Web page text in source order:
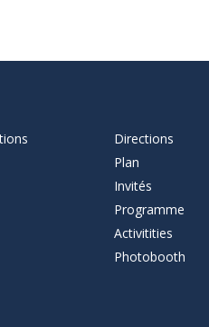
Directions
Plan
Invités
Programme
Activitities
Photobooth